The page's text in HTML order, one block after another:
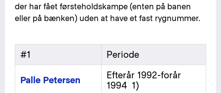
der har fået førsteholdskampe (enten på banen
eller på bænken) uden at have et fast rygnummer.
#1 Periode
Palle Petersen
Efterår 1992-forår
1994 1)